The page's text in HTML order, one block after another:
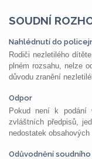
SOUDNÍ
Nahlédnutí do
Rodiči nezletilého
plném rozsahu, nelze
důvodu zranění
Odpor
Pokud není k podání
zvláštních předpisů,
nedostatek
Odůvodnění